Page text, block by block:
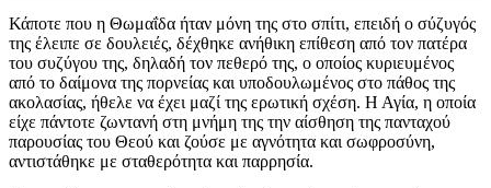
Κάποτε που η Θωμαΐδα ήταν μόνη της στο σπίτι, επειδή ο σύζυγός
της έλειπε σε δουλειές, δέχθηκε ανήθικη επίθεση από τον πατέρα
του συζύγου της, δηλαδή τον πεθερό της, ο οποίος κυριευμένος
από το δαίμονα της πορνείας και υποδουλωμένος στο πάθος της
ακολασίας, ήθελε να έχει μαζί της ερωτική σχέση. Η Αγία, η οποία
είχε πάντοτε ζωντανή στη μνήμη της την αίσθηση της πανταχού
παρουσίας του Θεού και ζούσε με αγνότητα και σωφροσύνη,
αντιστάθηκε με σταθερότητα και παρρησία.